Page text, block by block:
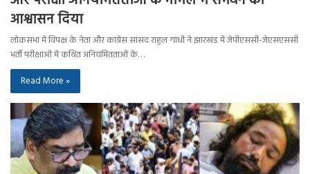
आश्वासन दिया
लोकसभा में विपक्ष के नेता और कांग्रेस सांसद राहुल गांधी ने झारखंड में जेपीएससी-जेएसएससी
भर्ती परीक्षाओं में कथित अनियमितताओं के…
Read More »